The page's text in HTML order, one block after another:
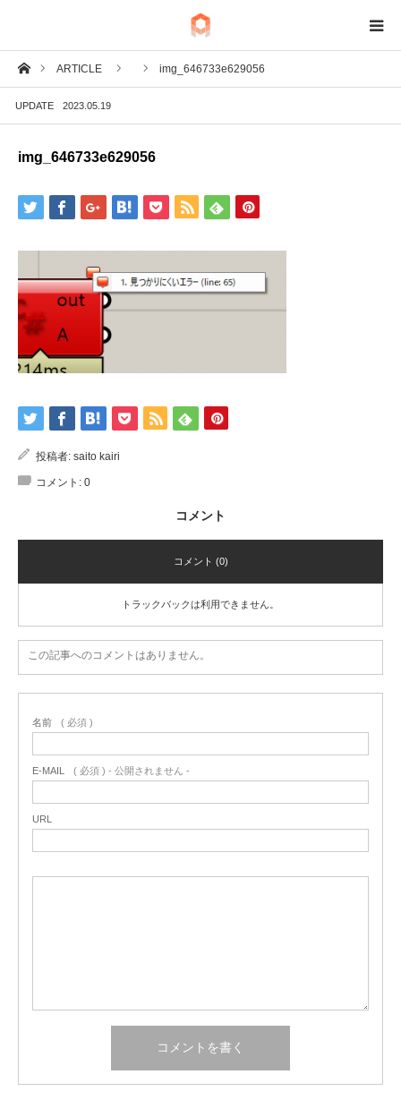
ホームARTICLE img_646733e629056
UPDATE 2023.05.19
img_646733e629056
投稿者: saito kairi
コメント: 0
コメント
コメント (0)
トラックバックは利用できません。
この記事へのコメントはありません。
名前 ( 必須 )
E-MAIL ( 必須 ) - 公開されません -
URL
BIM
IoT